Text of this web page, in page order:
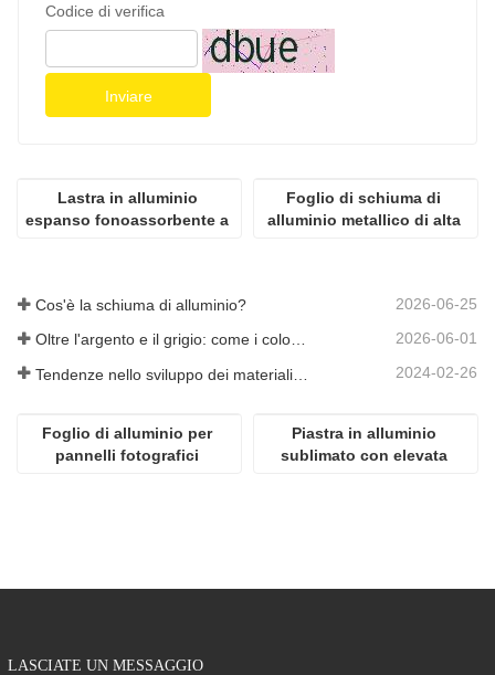
Codice di verifica
Inviare
Lastra in alluminio
espanso fonoassorbente a
Foglio di schiuma di
alluminio metallico di alta
Cos'è la schiuma di alluminio? 2026-06-25
Oltre l'argento e il grigio: come i colori personalizzati aprono infinite possibilità per la schiuma di alluminio 2026-06-01
2024-02-26
Foglio di alluminio per
pannelli fotografici
Piastra in alluminio
sublimato con elevata
LASCIATE UN MESSAGGIO